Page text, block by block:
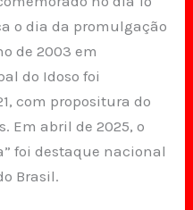
o dia da promulgação
de 2003 em
do Idoso foi
com propositura do
Em abril de 2025, o
foi destaque nacional
Brasil.